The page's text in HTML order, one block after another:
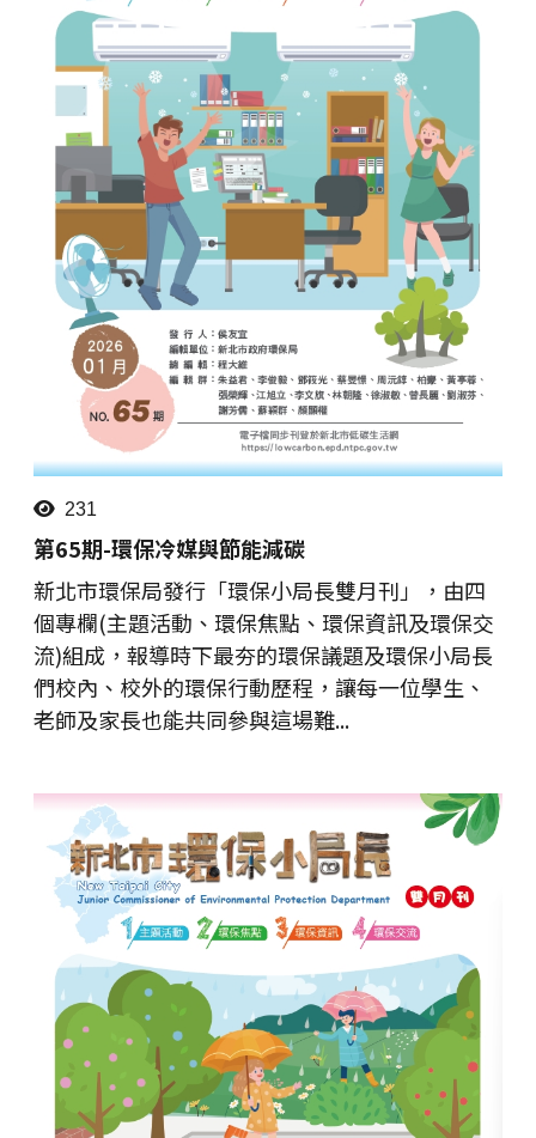
231
第65期-環保冷媒與節能減碳
新北市環保局發行「環保小局長雙月刊」，由四
個專欄(主題活動、環保焦點、環保資訊及環保交
流)組成，報導時下最夯的環保議題及環保小局長
們校內、校外的環保行動歷程，讓每一位學生、
老師及家長也能共同參與這場難...